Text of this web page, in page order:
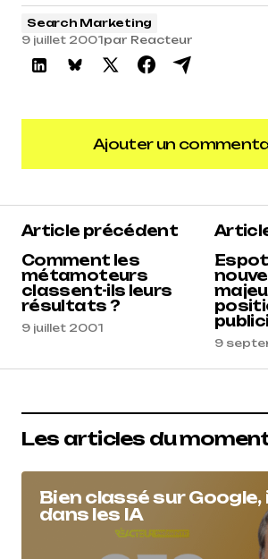
Search Marketing
9 juillet 2001par Reacteur
Ajouter un
Ajouter un
Article précédent
Comment les
métamoteurs
classent-ils leurs
résultats ?
9 juillet 2001
9
Les articles du
Bien classé sur Google,
dans les IA